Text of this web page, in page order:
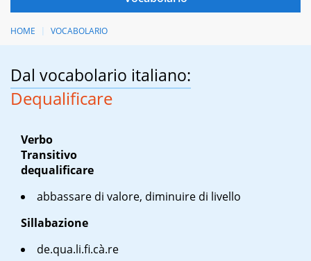
HOME VOCABOLARIO
Dal vocabolario italiano:
Dequalificare
Verbo
Transitivo
dequalificare
abbassare di valore, diminuire di livello
Sillabazione
de.qua.li.fi.cà.re